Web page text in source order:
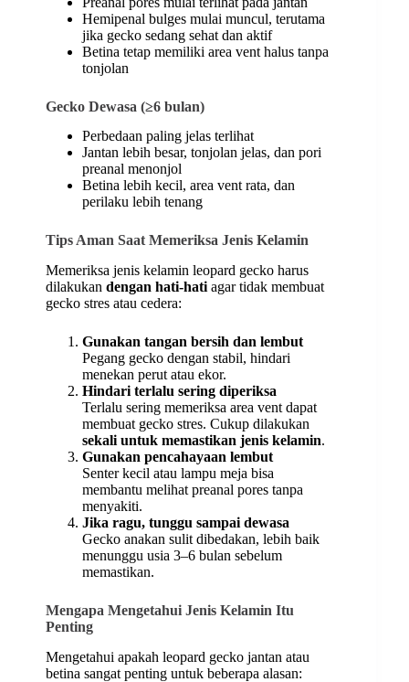
Hemipenal bulges mulai muncul, terutama
jika gecko sedang sehat dan aktif
Betina tetap memiliki area vent halus tanpa
tonjolan
Gecko Dewasa (≥6 bulan)
Perbedaan paling jelas terlihat
Jantan lebih besar, tonjolan jelas, dan pori
preanal menonjol
Betina lebih kecil, area vent rata, dan
perilaku lebih tenang
Tips Aman Saat Memeriksa Jenis Kelamin
Memeriksa jenis kelamin leopard gecko harus
dilakukan dengan hati-hati agar tidak membuat
gecko stres atau cedera:
Gunakan tangan bersih dan lembut
Pegang gecko dengan stabil, hindari
menekan perut atau ekor.
Hindari terlalu sering diperiksa
Terlalu sering memeriksa area vent dapat
membuat gecko stres. Cukup dilakukan
sekali untuk memastikan jenis kelamin.
Gunakan pencahayaan lembut
Senter kecil atau lampu meja bisa
membantu melihat preanal pores tanpa
menyakiti.
Jika ragu, tunggu sampai dewasa
Gecko anakan sulit dibedakan, lebih baik
menunggu usia 3–6 bulan sebelum
memastikan.
Mengapa Mengetahui Jenis Kelamin Itu
Penting
Mengetahui apakah leopard gecko jantan atau
betina sangat penting untuk beberapa alasan: